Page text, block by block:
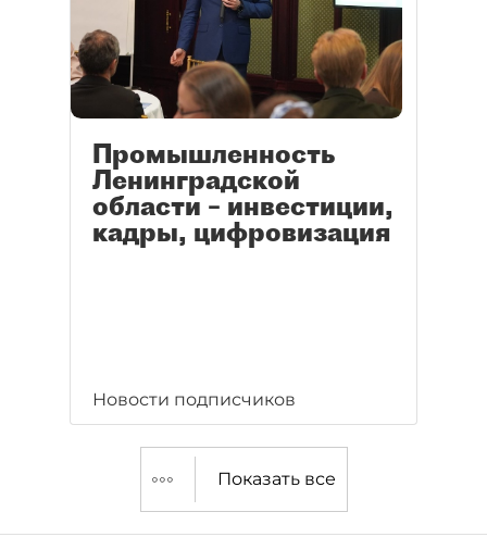
Промышленность
Ленинградской
области – инвестиции,
кадры, цифровизация
Новости подписчиков
Показать все